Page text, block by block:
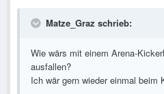
Matze_Graz schrieb:
Wie wärs mit einem Arena-
ausfallen?
Ich wär gern wieder einmal beim